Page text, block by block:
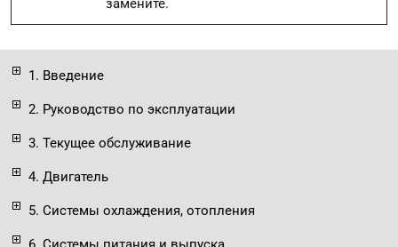
1. Введение
2. Руководство по эксплуатации
3. Текущее обслуживание
4. Двигатель
5. Системы охлаждения, отопления